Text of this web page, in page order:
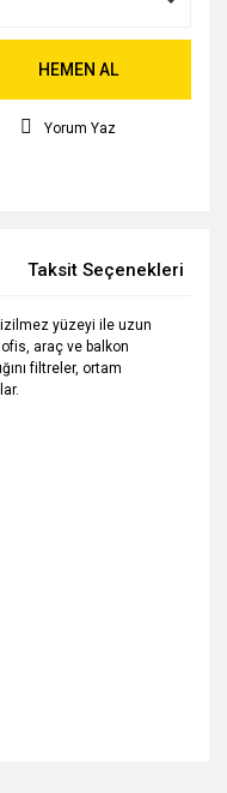
HEMEN AL
Yorum Yaz
Taksit Seçenekleri
yüzeyi ile uzun
araç ve balkon
filtreler, ortam